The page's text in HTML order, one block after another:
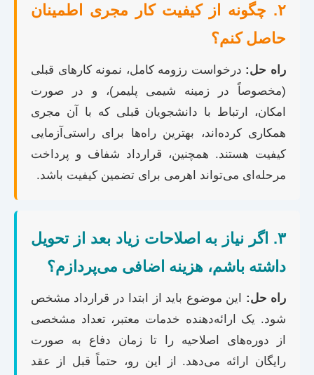
۲. چگونه از کیفیت کار مجری اطمینان
حاصل کنم؟
راه حل: درخواست رزومه کامل، نمونه کارهای قبلی
(مخصوصاً در زمینه شیمی پلیمر)، و در صورت
امکان، ارتباط با دانشجویان قبلی که با آن مجری
همکاری کرده‌اند، بهترین راه‌ها برای راستی‌آزمایی
کیفیت هستند. همچنین، قرارداد شفاف و پرداخت
مرحله‌ای می‌تواند اهرمی برای تضمین کیفیت باشد.
۳. اگر نیاز به اصلاحات زیاد بعد از تحویل
داشته باشم، هزینه اضافی می‌پردازم؟
راه حل: این موضوع باید از ابتدا در قرارداد مشخص
شود. یک ارائه‌دهنده خدمات معتبر، تعداد مشخصی
از دوره‌های اصلاحیه را تا زمان دفاع به صورت
رایگان ارائه می‌دهد. از این رو، حتماً قبل از عقد